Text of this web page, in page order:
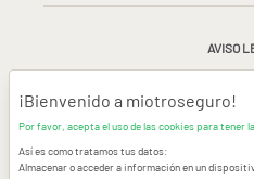
AVISO
CONDICIONES
¡Bienvenido a miotroseguro!
Por favor, acepta el uso de las cookies para tener
Así es como tratamos tus datos:
Almacenar o acceder a información en un